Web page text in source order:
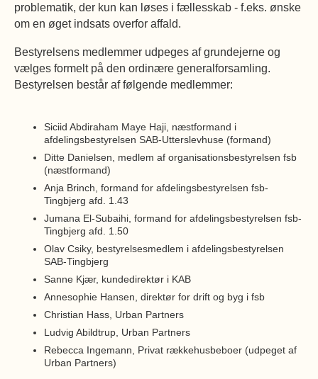
problematik, der kun kan løses i fællesskab - f.eks. ønske
om en øget indsats overfor affald.
Bestyrelsens medlemmer udpeges af grundejerne og
vælges formelt på den ordinære generalforsamling.
Bestyrelsen består af følgende medlemmer:
Siciid Abdiraham Maye Haji, næstformand i
afdelingsbestyrelsen SAB-Utterslevhuse (formand)
Ditte Danielsen, medlem af organisationsbestyrelsen fsb
(næstformand)
Anja Brinch, formand for afdelingsbestyrelsen fsb-
Tingbjerg afd. 1.43
Jumana El-Subaihi, formand for afdelingsbestyrelsen fsb-
Tingbjerg afd. 1.50
Olav Csiky, bestyrelsesmedlem i afdelingsbestyrelsen
SAB-Tingbjerg
Sanne Kjær, kundedirektør i KAB
Annesophie Hansen, direktør for drift og byg i fsb
Christian Hass, Urban Partners
Ludvig Abildtrup, Urban Partners
Rebecca Ingemann, Privat rækkehusbeboer (udpeget af
Urban Partners)